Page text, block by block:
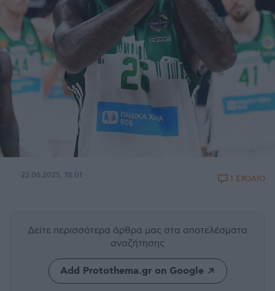
22.06.2025, 18:01 1 ΣΧΟΛΙΟ
Δείτε περισσότερα άρθρα μας στα αποτελέσματα
αναζήτησης
Add Protothema.gr on Google